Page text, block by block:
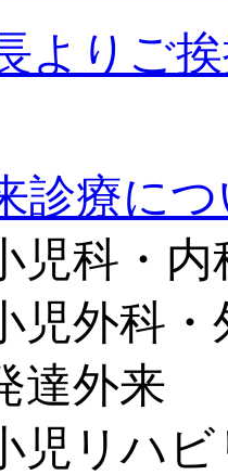
よりご
診療につ
児科・内
児外科・
達外来
児リハ